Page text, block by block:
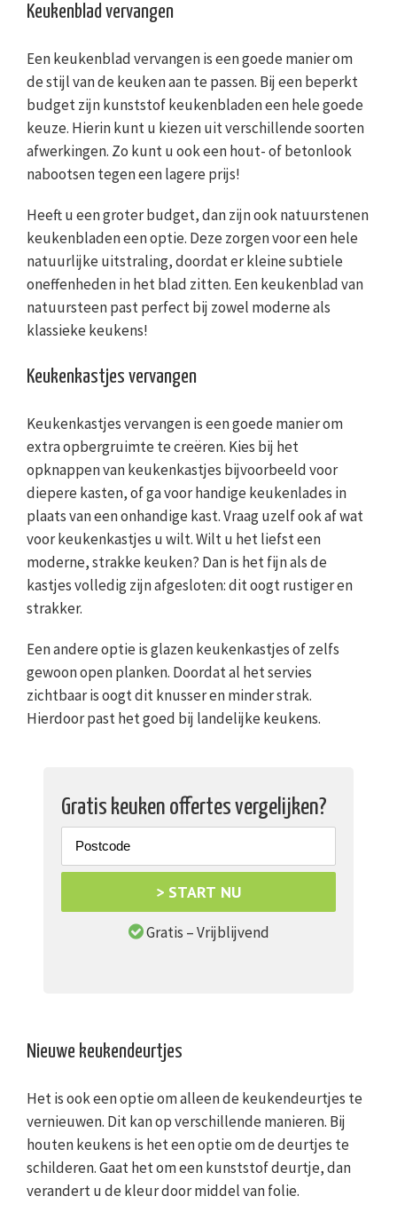
Keukenblad vervangen
Een keukenblad vervangen is een goede manier om
de stijl van de keuken aan te passen. Bij een beperkt
budget zijn kunststof keukenbladen een hele goede
keuze. Hierin kunt u kiezen uit verschillende soorten
afwerkingen. Zo kunt u ook een hout- of betonlook
nabootsen tegen een lagere prijs!
Heeft u een groter budget, dan zijn ook natuurstenen
keukenbladen een optie. Deze zorgen voor een hele
natuurlijke uitstraling, doordat er kleine subtiele
oneffenheden in het blad zitten. Een keukenblad van
natuursteen past perfect bij zowel moderne als
klassieke keukens!
Keukenkastjes vervangen
Keukenkastjes vervangen is een goede manier om
extra opbergruimte te creëren. Kies bij het
opknappen van keukenkastjes bijvoorbeeld voor
diepere kasten, of ga voor handige keukenlades in
plaats van een onhandige kast. Vraag uzelf ook af wat
voor keukenkastjes u wilt. Wilt u het liefst een
moderne, strakke keuken? Dan is het fijn als de
kastjes volledig zijn afgesloten: dit oogt rustiger en
strakker.
Een andere optie is glazen keukenkastjes of zelfs
gewoon open planken. Doordat al het servies
zichtbaar is oogt dit knusser en minder strak.
Hierdoor past het goed bij landelijke keukens.
Gratis keuken offertes vergelijken?
> START NU
Gratis – Vrijblijvend
Nieuwe keukendeurtjes
Het is ook een optie om alleen de keukendeurtjes te
vernieuwen. Dit kan op verschillende manieren. Bij
houten keukens is het een optie om de deurtjes te
schilderen. Gaat het om een kunststof deurtje, dan
verandert u de kleur door middel van folie.